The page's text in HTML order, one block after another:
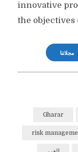
innovative
the objectives
مجلاتنا
Gharar
risk